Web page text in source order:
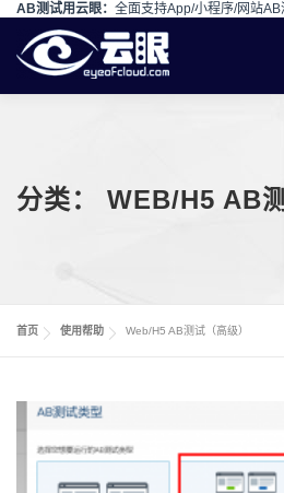
AB测试用云眼： 全面支持App/小程序/网站AB
Skip to content
分类： WEB/H5 AB
首页 使用帮助 Web/H5 AB测试（高级）